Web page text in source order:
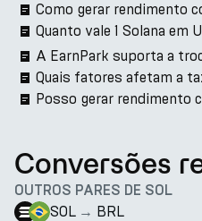
Como gerar rendimento
Quanto vale 1 Solana em
A EarnPark suporta a
Quais fatores afetam a
Posso gerar rendimento
Conversões
OUTROS PARES DE SOL
SOL → BRL